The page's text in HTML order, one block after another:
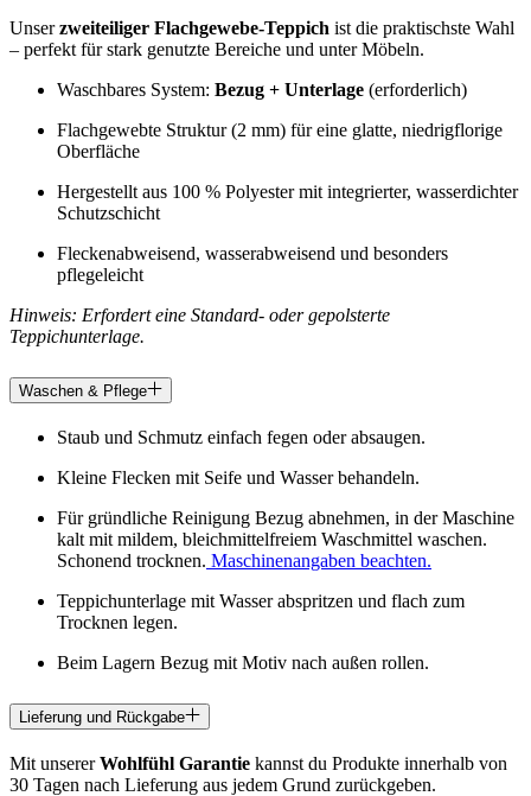
Unserzweiteiliger Flachgewebe-Teppich ist die praktischste Wahl
– perfekt für stark genutzte Bereiche und unter Möbeln.
Waschbares System: Bezug + Unterlage (erforderlich)
Flachgewebte Struktur (2 mm) für eine glatte, niedrigflorige
Oberfläche
Hergestellt aus 100 % Polyester mit integrierter, wasserdichter
Schutzschicht
Fleckenabweisend, wasserabweisend und besonders
pflegeleicht
Hinweis: Erfordert eine Standard- oder gepolsterte
Teppichunterlage.
Waschen & Pflege
Staub und Schmutz einfach fegen oder absaugen.
Kleine Flecken mit Seife und Wasser behandeln.
Für gründliche Reinigung Bezug abnehmen, in der Maschine
kalt mit mildem, bleichmittelfreiem Waschmittel waschen.
Schonend trocknen. Maschinenangaben beachten.
Teppichunterlage mit Wasser abspritzen und flach zum
Trocknen legen.
Beim Lagern Bezug mit Motiv nach außen rollen.
Lieferung und Rückgabe
Mit unsererWohlfühl Garantie kannst du Produkte innerhalb von
30 Tagen nach Lieferung aus jedem Grund zurückgeben.